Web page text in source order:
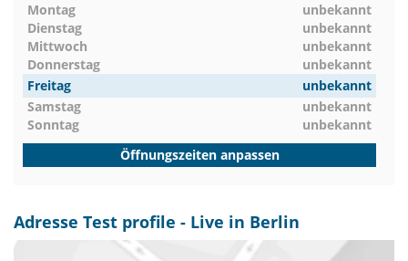
Montag
unbekannt
Dienstag
unbekannt
Mittwoch
unbekannt
Donnerstag
unbekannt
Freitag
unbekannt
Samstag
unbekannt
Sonntag
unbekannt
Öffnungszeiten anpassen
Adresse Test profile - Live in Berlin